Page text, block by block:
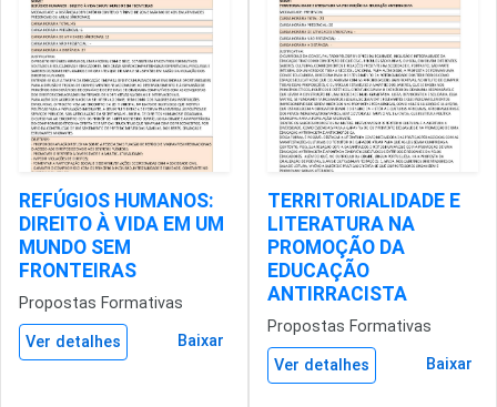
REFÚGIOS HUMANOS:
DIREITO À VIDA EM UM
MUNDO SEM
FRONTEIRAS
Propostas Formativas
Ver detalhes Baixar
TERRITORIALIDADE E
LITERATURA NA
PROMOÇÃO DA
EDUCAÇÃO
ANTIRRACISTA
Propostas Formativas
Ver detalhes Baixar